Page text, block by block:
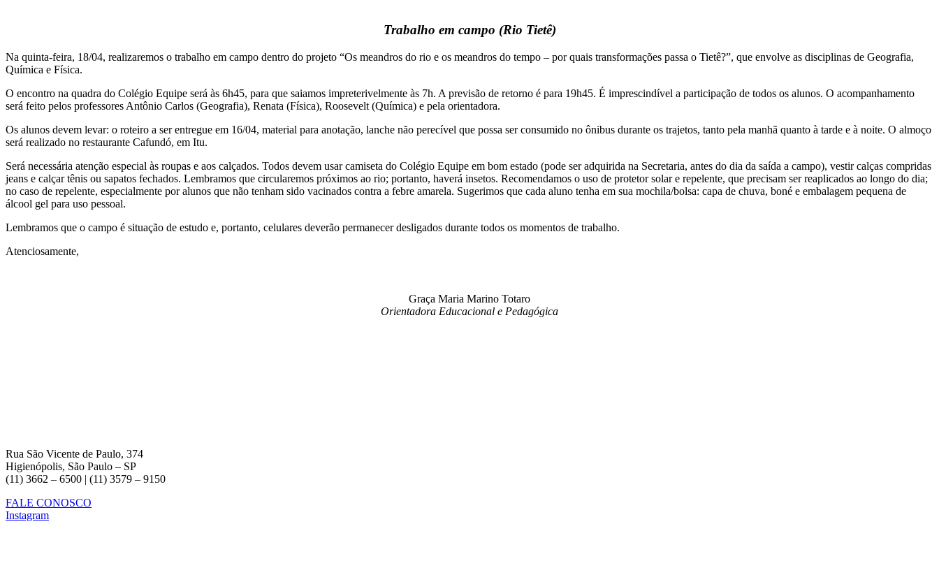
Trabalho em campo (Rio Tietê)
Na quinta-feira, 18/04, realizaremos o trabalho em campo dentro do projeto “Os meandros do rio e os meandros do tempo – por quais transformações passa o Tietê?”, que envolve as disciplinas de Geografia,
Química e Física.
O encontro na quadra do Colégio Equipe será às 6h45, para que saiamos impreterivelmente às 7h. A previsão de retorno é para 19h45. É imprescindível a participação de todos os alunos. O acompanhamento
será feito pelos professores Antônio Carlos (Geografia), Renata (Física), Roosevelt (Química) e pela orientadora.
Os alunos devem levar: o roteiro a ser entregue em 16/04, material para anotação, lanche não perecível que possa ser consumido no ônibus durante os trajetos, tanto pela manhã quanto à tarde e à noite. O almoço
será realizado no restaurante Cafundó, em Itu.
Será necessária atenção especial às roupas e aos calçados. Todos devem usar camiseta do Colégio Equipe em bom estado (pode ser adquirida na Secretaria, antes do dia da saída a campo), vestir calças compridas
jeans e calçar tênis ou sapatos fechados. Lembramos que circularemos próximos ao rio; portanto, haverá insetos. Recomendamos o uso de protetor solar e repelente, que precisam ser reaplicados ao longo do dia;
no caso de repelente, especialmente por alunos que não tenham sido vacinados contra a febre amarela. Sugerimos que cada aluno tenha em sua mochila/bolsa: capa de chuva, boné e embalagem pequena de
álcool gel para uso pessoal.
Lembramos que o campo é situação de estudo e, portanto, celulares deverão permanecer desligados durante todos os momentos de trabalho.
Atenciosamente,
Graça Maria Marino Totaro
Orientadora Educacional e Pedagógica
Rua São Vicente de Paulo, 374
Higienópolis, São Paulo – SP
(11) 3662 – 6500 | (11) 3579 – 9150
FALE CONOSCO
Instagram